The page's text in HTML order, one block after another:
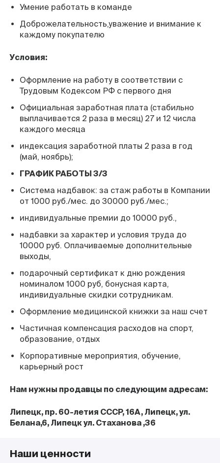
Умение работать в команде
Доброжелательность,уважение и внимание к
каждому покупателю
Условия:
Оформление на работу в соответствии с
Трудовым Кодексом РФ с первого дня
Официальная заработная плата (стабильно
выплачивается 2 раза в месяц) 27 и 12 числа
каждого месяца
индексация заработной платы 2 раза в год
(май, ноябрь);
ГРАФИК РАБОТЫ 3/3
Система надбавок: за стаж работы в Компании
от 1000 руб./мес. до 30000 руб./мес.;
индивидуальные премии до 10000 руб.,
надбавки за характер и условия труда до
10000 руб. Оплачиваемые дополнительные
выходы,
подарочный сертификат к дню рождения
номиналом 1000 руб, бонусная карта,
индивидуальные скидки сотрудникам.
Оформление медицинской книжки за наш счет
Частичная компенсация расходов на спорт,
образование, отдых
Корпоративные мероприятия, обучение,
карьерный рост
Нам нужны продавцы по следующим адресам:
Липецк, пр. 60-летия СССР, 16А, Липецк, ул.
Белана,6, Липецк ул. Стаханова ,36
Наши ценности